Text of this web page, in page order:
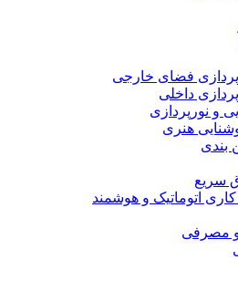
فضای خارجی
داخلی
و نورپردازی
هنری
بندی
سریع
اتوماتیک و هوشمند
مصرفی